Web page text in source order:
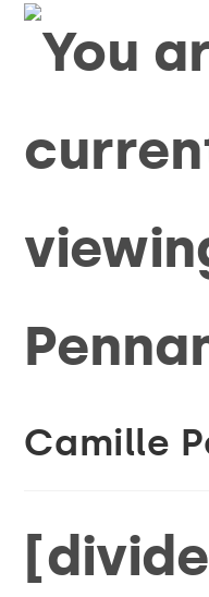
Camille